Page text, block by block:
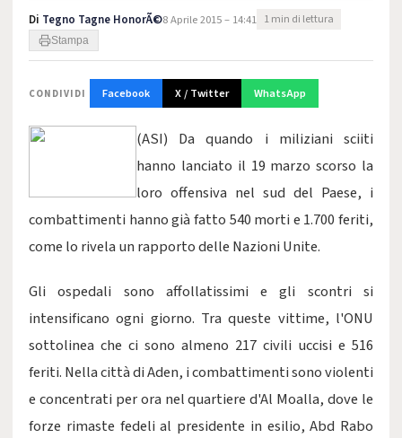
Di Tegno Tagne HonorÃ©8 Aprile 2015 – 14:41 1 min di lettura
Stampa
CONDIVIDI Facebook X / Twitter WhatsApp
(ASI) Da quando i miliziani sciiti
hanno lanciato il 19 marzo scorso la
loro offensiva nel sud del Paese, i
combattimenti hanno già fatto 540 morti e 1.700 feriti,
come lo rivela un rapporto delle Nazioni Unite.
Gli ospedali sono affollatissimi e gli scontri si
intensificano ogni giorno. Tra queste vittime, l'ONU
sottolinea che ci sono almeno 217 civili uccisi e 516
feriti. Nella città di Aden, i combattimenti sono violenti
e concentrati per ora nel quartiere d'Al Moalla, dove le
forze rimaste fedeli al presidente in esilio, Abd Rabo